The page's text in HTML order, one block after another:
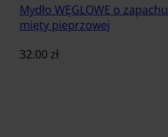
Mydło WĘGLOWE o zapachu
mięty pieprzowej
32.00 zł